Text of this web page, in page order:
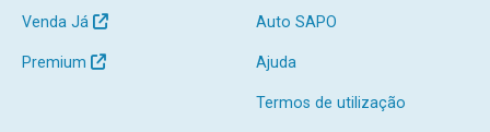
Venda Já
Premium
Auto SAPO
Ajuda
Termos de utilização